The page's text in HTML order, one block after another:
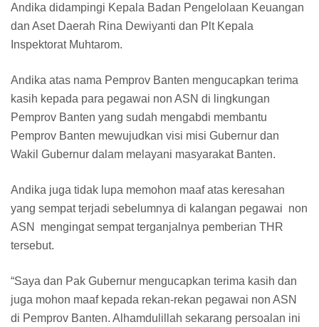
Andika didampingi Kepala Badan Pengelolaan Keuangan
dan Aset Daerah Rina Dewiyanti dan Plt Kepala
Inspektorat Muhtarom.
Andika atas nama Pemprov Banten mengucapkan terima
kasih kepada para pegawai non ASN di lingkungan
Pemprov Banten yang sudah mengabdi membantu
Pemprov Banten mewujudkan visi misi Gubernur dan
Wakil Gubernur dalam melayani masyarakat Banten.
Andika juga tidak lupa memohon maaf atas keresahan
yang sempat terjadi sebelumnya di kalangan pegawai non
ASN mengingat sempat terganjalnya pemberian THR
tersebut.
“Saya dan Pak Gubernur mengucapkan terima kasih dan
juga mohon maaf kepada rekan-rekan pegawai non ASN
di Pemprov Banten. Alhamdulillah sekarang persoalan ini